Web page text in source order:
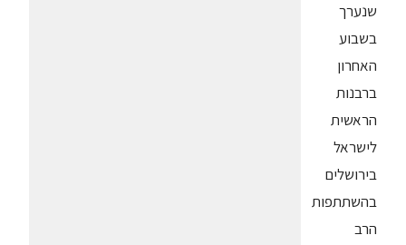
שנערך
בשבוע
האחרון
ברבנות
הראשית
לישראל
בירושלים
בהשתתפות
הרב